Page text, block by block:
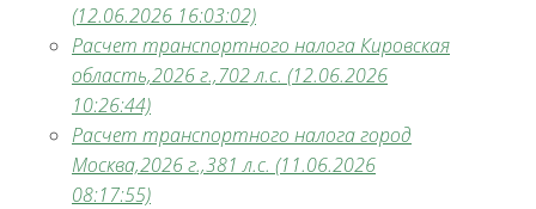
(12.06.2026 16:03:02)
Расчет транспортного налога Кировская
область,2026 г.,702 л.с. (12.06.2026
10:26:44)
Расчет транспортного налога город
Москва,2026 г.,381 л.с. (11.06.2026
08:17:55)